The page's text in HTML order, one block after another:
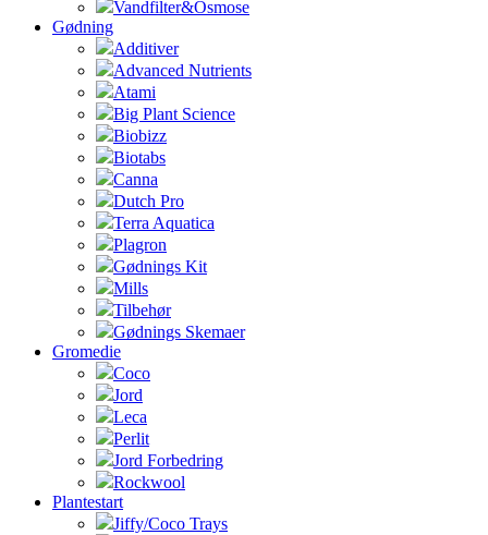
Vandfilter&Osmose
Gødning
Additiver
Advanced Nutrients
Atami
Big Plant Science
Biobizz
Biotabs
Canna
Dutch Pro
Terra Aquatica
Plagron
Gødnings Kit
Mills
Tilbehør
Gødnings Skemaer
Gromedie
Coco
Jord
Leca
Perlit
Jord Forbedring
Rockwool
Plantestart
Jiffy/Coco Trays